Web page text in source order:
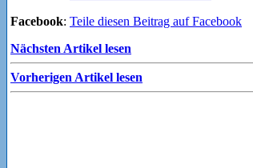
Facebook: Teile diesen Beitrag auf Facebook
Nächsten Artikel lesen
Vorherigen Artikel lesen